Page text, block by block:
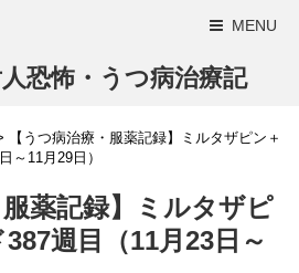
MENU
恐怖・うつ病治療記
【うつ病治療・服薬記録】ミルタザピン＋
～11月29日）
服薬記録】ミルタザピ
週目（11月23日～